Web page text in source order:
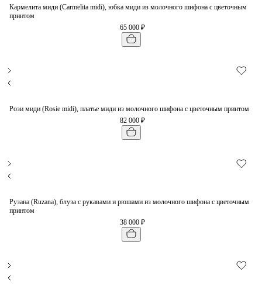
Кармелита миди (Carmelita midi), юбка миди из молочного шифона с цветочным
принтом
65 000 ₽
Рози миди (Rosie midi), платье миди из молочного шифона с цветочным принтом
82 000 ₽
Рузана (Ruzana), блуза с рукавами и рюшами из молочного шифона с цветочным
принтом
38 000 ₽